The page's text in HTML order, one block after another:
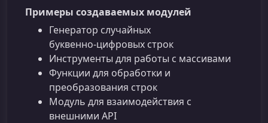
Примеры создаваемых модулей
Генератор случайных
буквенно‑цифровых строк
Инструменты для работы с массивами
Функции для обработки и
преобразования строк
Модуль для взаимодействия с
внешними API